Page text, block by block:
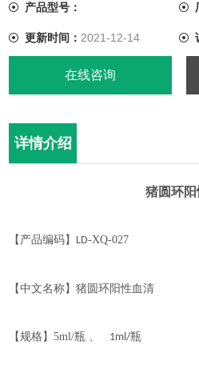
产品型号：
更新时间： 2021-12-14
在线咨询
详情介绍
猪圆环
【产品编码】 LD-XQ-027
【中文名称】猪圆环 阳性血清
【规格 】5ml/瓶 、 1ml/瓶